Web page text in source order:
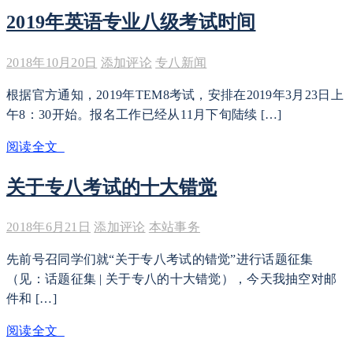
2019年英语专业八级考试时间
2018年10月20日 添加评论 专八新闻
根据官方通知，2019年TEM8考试，安排在2019年3月23日上
午8：30开始。报名工作已经从11月下旬陆续 […]
阅读全文
关于专八考试的十大错觉
2018年6月21日 添加评论 本站事务
先前号召同学们就“关于专八考试的错觉”进行话题征集
（见：话题征集 | 关于专八的十大错觉），今天我抽空对邮
件和 […]
阅读全文